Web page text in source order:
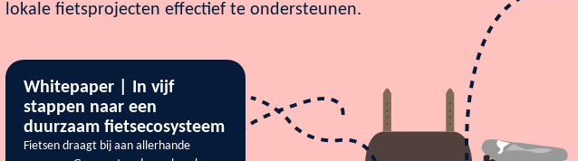
lokale fietsprojecten effectief te ondersteunen.
Whitepaper | In vijf
stappen naar een
duurzaam fietsecosysteem
Fietsen draagt bij aan allerhande